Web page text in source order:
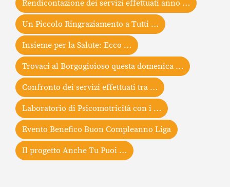
Rendicontazione dei servizi effettuati anno …
Un Piccolo Ringraziamento a Tutti …
Insieme per la Salute: Ecco …
Trovaci al Borgogioioso questa domenica …
Confronto dei servizi effettuati tra …
Laboratorio di Psicomotricità con i …
Evento Benefico Buon Compleanno Liga
Il progetto Anche Tu Puoi …